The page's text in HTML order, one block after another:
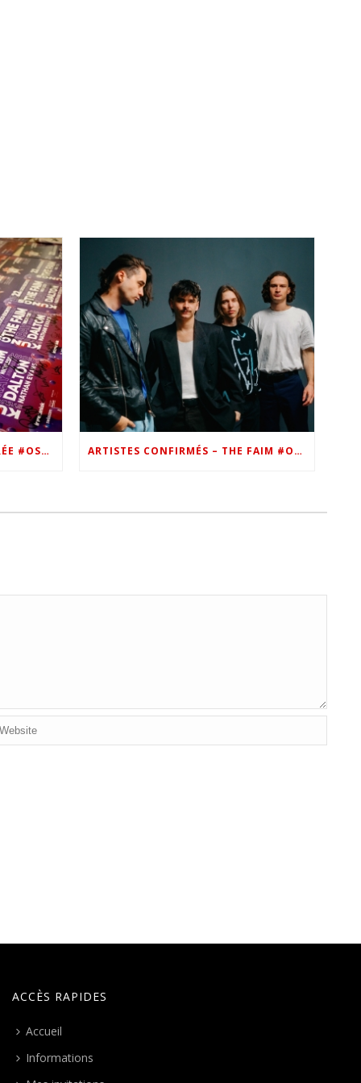
VIP – LES PHOTOS DE LA SOIRÉE #OSN22 ARTISTES CONFIRMÉS – THE FAIM #OSN22
ACCÈS RAPIDES
Accueil
Informations